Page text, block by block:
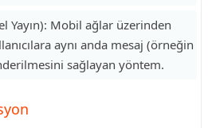
Yayın): Mobil ağlar üzerinden
aynı anda mesaj (örneğin
sağlayan yöntem.